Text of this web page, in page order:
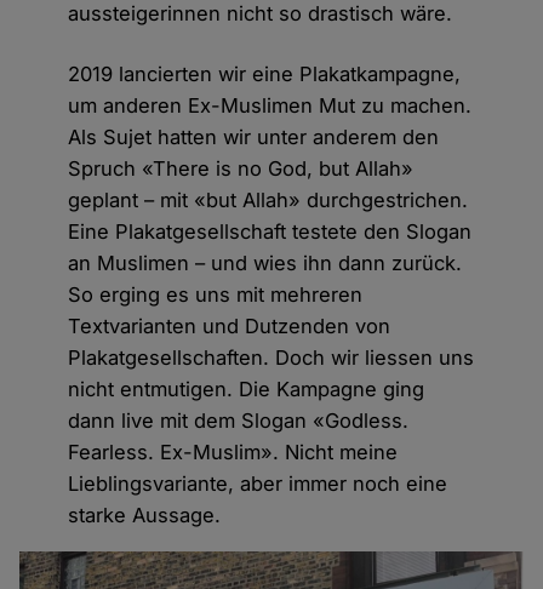
aussteigerinnen nicht so drastisch wäre.
2019 lancierten wir eine Plakatkampagne,
um anderen Ex-Muslimen Mut zu machen.
Als Sujet hatten wir unter anderem den
Spruch «There is no God, but Allah»
geplant – mit «but Allah» durchgestrichen.
Eine Plakatgesellschaft testete den Slogan
an Muslimen – und wies ihn dann zurück.
So erging es uns mit mehreren
Textvarianten und Dutzenden von
Plakatgesellschaften. Doch wir liessen uns
nicht entmutigen. Die Kampagne ging
dann live mit dem Slogan «Godless.
Fearless. Ex-Muslim». Nicht meine
Lieblingsvariante, aber immer noch eine
starke Aussage.